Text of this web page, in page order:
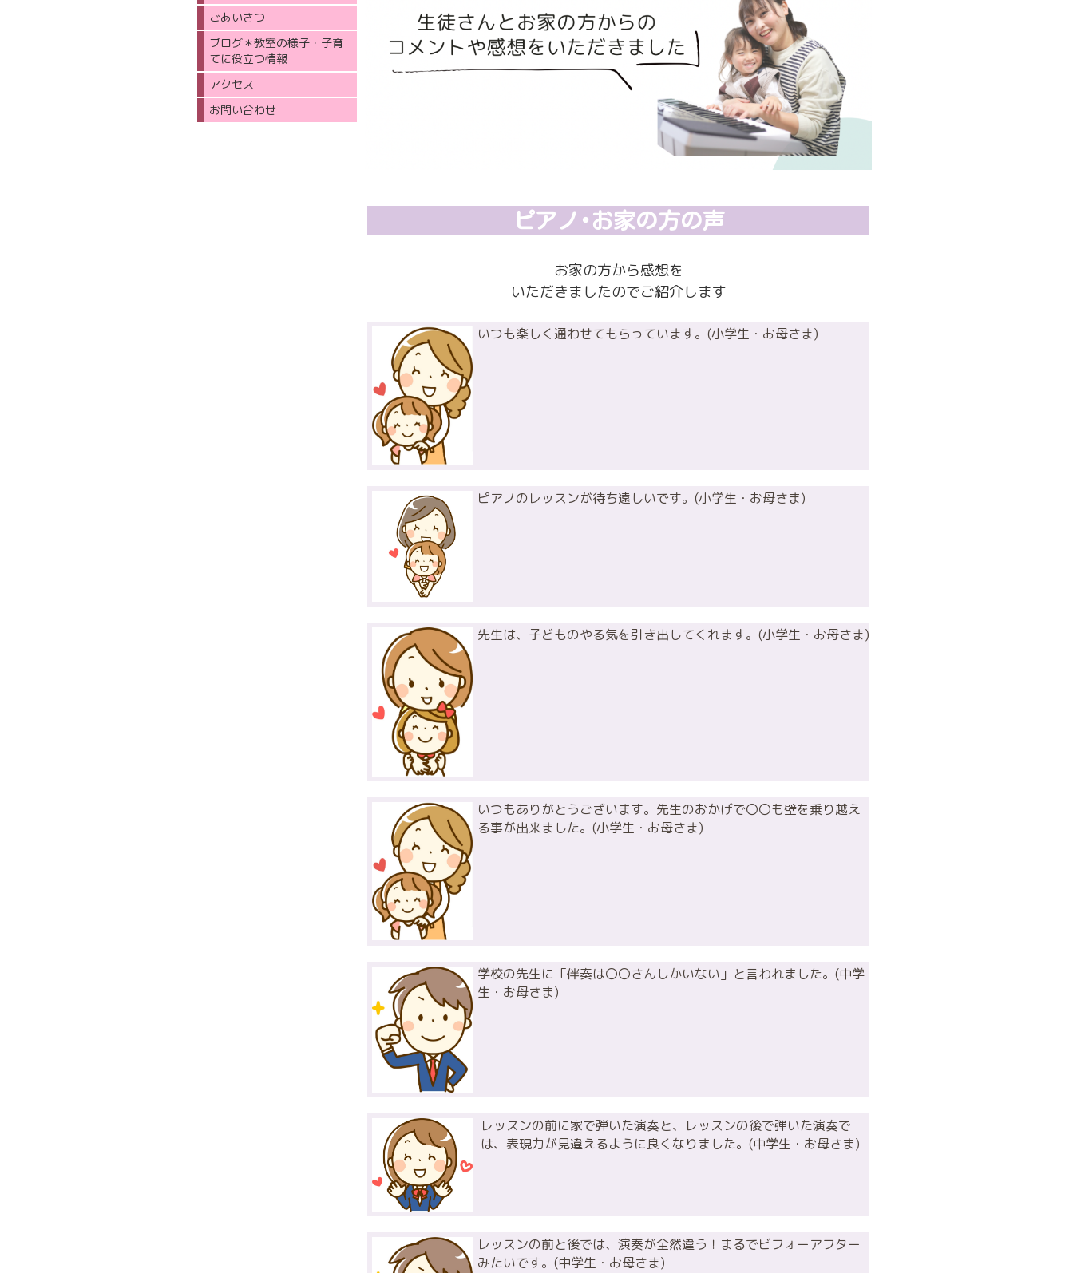
ピアノ･お家の方の声
お家の方から感想を
いただきましたのでご紹介します
いつも楽しく通わせてもらっています。(小学生・お母さま)
ピアノのレッスンが待ち遠しいです。(小学生・お母さま)
先生は、子どものやる気を引き出してくれます。(小学生・お母さま)
いつもありがとうございます。先生のおかげで〇〇も壁を乗り越え
る事が出来ました。(小学生・お母さま)
学校の先生に「伴奏は〇〇さんしかいない」と言われました。(中学
生・お母さま)
レッスンの前に家で弾いた演奏と、レッスンの後で弾いた演奏で
は、表現力が見違えるように良くなりました。(中学生・お母さま)
レッスンの前と後では、演奏が全然違う！まるでビフォーアフター
みたいです。(中学生・お母さま)
ごあいさつ
ブログ＊教室の様子・子育
てに役立つ情報
アクセス
お問い合わせ